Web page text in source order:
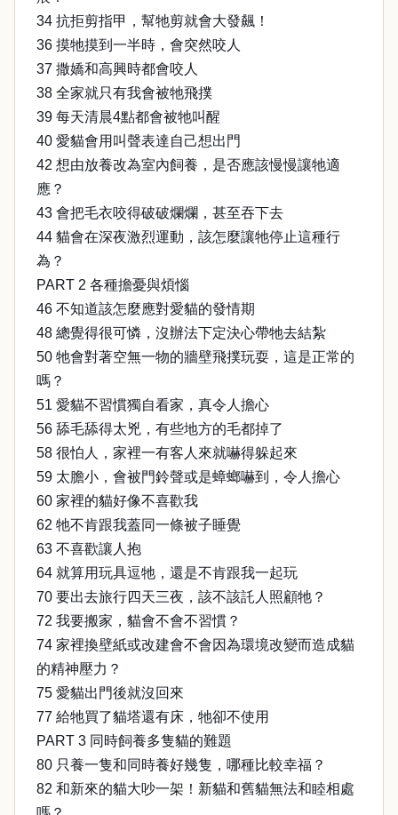
34 抗拒剪指甲，幫牠剪就會大發飆！
36 摸牠摸到一半時，會突然咬人
37 撒嬌和高興時都會咬人
38 全家就只有我會被牠飛撲
39 每天清晨4點都會被牠叫醒
40 愛貓會用叫聲表達自己想出門
42 想由放養改為室內飼養，是否應該慢慢讓牠適
應？
43 會把毛衣咬得破破爛爛，甚至吞下去
44 貓會在深夜激烈運動，該怎麼讓牠停止這種行
為？
PART 2 各種擔憂與煩惱
46 不知道該怎麼應對愛貓的發情期
48 總覺得很可憐，沒辦法下定決心帶牠去結紮
50 牠會對著空無一物的牆壁飛撲玩耍，這是正常的
嗎？
51 愛貓不習慣獨自看家，真令人擔心
56 舔毛舔得太兇，有些地方的毛都掉了
58 很怕人，家裡一有客人來就嚇得躲起來
59 太膽小，會被門鈴聲或是蟑螂嚇到，令人擔心
60 家裡的貓好像不喜歡我
62 牠不肯跟我蓋同一條被子睡覺
63 不喜歡讓人抱
64 就算用玩具逗牠，還是不肯跟我一起玩
70 要出去旅行四天三夜，該不該託人照顧牠？
72 我要搬家，貓會不會不習慣？
74 家裡換壁紙或改建會不會因為環境改變而造成貓
的精神壓力？
75 愛貓出門後就沒回來
77 給牠買了貓塔還有床，牠卻不使用
PART 3 同時飼養多隻貓的難題
80 只養一隻和同時養好幾隻，哪種比較幸福？
82 和新來的貓大吵一架！新貓和舊貓無法和睦相處